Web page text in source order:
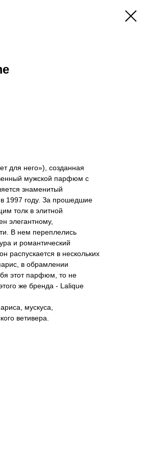
для него»), созданная
мужской парфюм с
знаменитый
1997 году. За прошедшие
толк в элитной
элегантному,
В нем переплелись
и романтический
распускается в нескольких
в обрамлении
этот парфюм, то не
же бренда - Lalique
мускуса,
ветивера.